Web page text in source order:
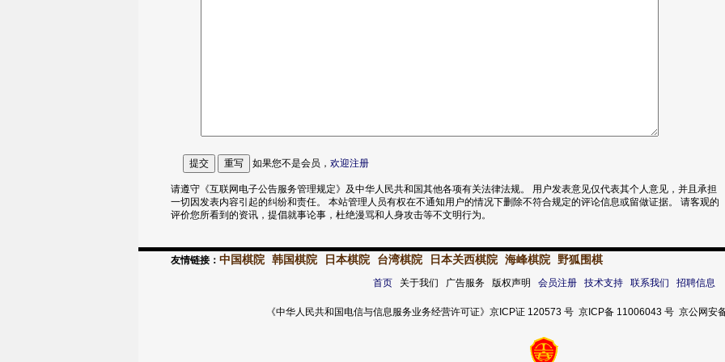
如果您不是会员， 欢迎注册
请遵守《互联网电子公告服务管理规定》及中华人民共和国其他各项有关法律法规。 用户发表意见仅代表其个人意见，并且承担
一切因发表内容引起的纠纷和责任。 本站管理人员有权在不通知用户的情况下删除不符合规定的评论信息或留做证据。 请客观的
评价您所看到的资讯，提倡就事论事，杜绝漫骂和人身攻击等不文明行为。
友情链接： 中国棋院 韩国棋院 日本棋院 台湾棋院 日本关西棋院 海峰棋院 野狐围棋
首页关于我们 广告服务 版权声明 会员注册 技术支持 联系我们 招聘信息
《中华人民共和国电信与信息服务业务经营许可证》京ICP证 120573 号 京ICP备 11006043 号 京公网安